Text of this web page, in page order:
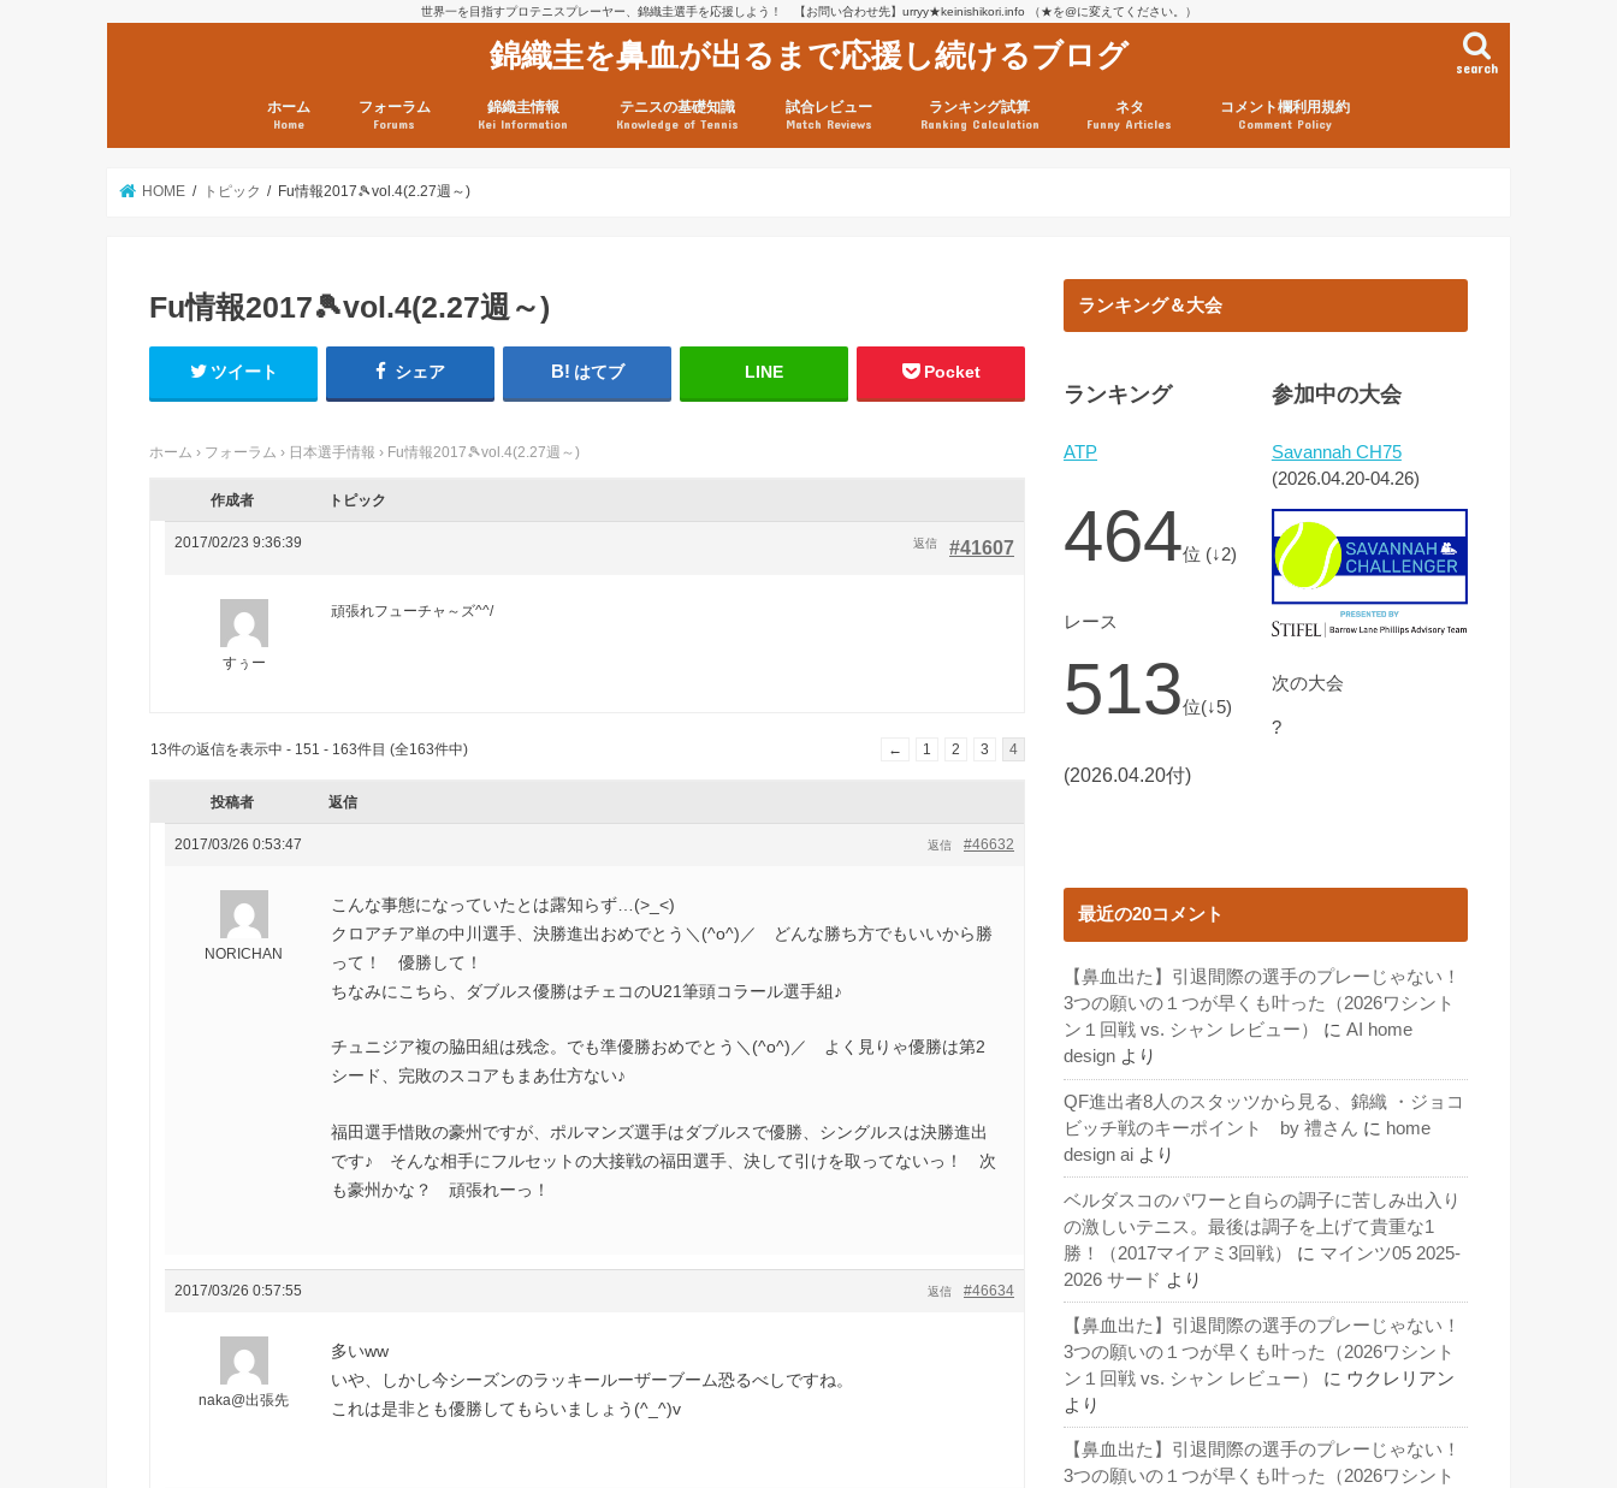
世界一を目指すプロテニスプレーヤー、錦織圭選手を応援しよう！ 【お問い合わせ先】urryy★keinishikori.info （★を@に変えてください。）
錦織圭を鼻血が出るまで応援し続けるブログ search
ホーム
Home
フォーラム
Forums
錦織圭情報
Kei Information
テニスの基礎知識
Knowledge of Tennis
試合レビュー
Match Reviews
ランキング試算
Ranking Calculation
ネタ
Funny Articles
コメント欄利用規約
Comment Policy
HOME トピック Fu情報2017🎾vol.4(2.27週～)
Fu情報2017🎾vol.4(2.27週～)
ツイート シェア はてブ LINE Pocket
ホーム › フォーラム › 日本選手情報 › Fu情報2017🎾vol.4(2.27週～)
作成者 トピック
2017/02/23 9:36:39 #41607
返信
すぅー
頑張れフューチャ～ズ^^/
13件の返信を表示中 - 151 - 163件目 (全163件中) ← 1 2 3 4
投稿者 返信
2017/03/26 0:53:47 #46632
返信
NORICHAN
こんな事態になっていたとは露知らず…(>_<)
クロアチア単の中川選手、決勝進出おめでとう＼(^o^)／ どんな勝ち方でもいいから勝
って！ 優勝して！
ちなみにこちら、ダブルス優勝はチェコのU21筆頭コラール選手組♪
チュニジア複の脇田組は残念。でも準優勝おめでとう＼(^o^)／ よく見りゃ優勝は第2
シード、完敗のスコアもまあ仕方ない♪
福田選手惜敗の豪州ですが、ポルマンズ選手はダブルスで優勝、シングルスは決勝進出
です♪ そんな相手にフルセットの大接戦の福田選手、決して引けを取ってないっ！ 次
も豪州かな？ 頑張れーっ！
2017/03/26 0:57:55 #46634
返信
naka@出張先
多いww
いや、しかし今シーズンのラッキールーザーブーム恐るべしですね。
これは是非とも優勝してもらいましょう(^_^)v
ランキング＆大会
ランキング
ATP
464位 (↓2)
レース
513位(↓5)
(2026.04.20付)
参加中の大会
Savannah CH75
(2026.04.20-04.26)
次の大会
?
最近の20コメント
【鼻血出た】引退間際の選手のプレーじゃない！
3つの願いの１つが早くも叶った（2026ワシント
ン１回戦 vs. シャン レビュー）
に AI home
design より
QF進出者8人のスタッツから見る、錦織 ・ジョコ
ビッチ戦のキーポイント by 禮さん に home
design ai より
ベルダスコのパワーと自らの調子に苦しみ出入り
の激しいテニス。最後は調子を上げて貴重な1
勝！（2017マイアミ3回戦）
に マインツ05 2025-
2026 サード より
【鼻血出た】引退間際の選手のプレーじゃない！
3つの願いの１つが早くも叶った（2026ワシント
ン１回戦 vs. シャン レビュー）
に ウクレリアン
より
【鼻血出た】引退間際の選手のプレーじゃない！
3つの願いの１つが早くも叶った（2026ワシント